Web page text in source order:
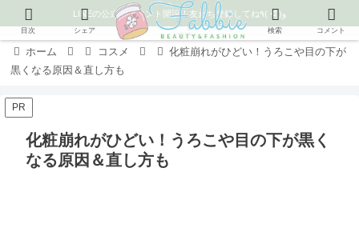
LINEの公式アカウント開設！友だち登録してね٩( ᐛ )و
ホーム コスメ
化粧崩れがひどい！うろこや目の下が
黒くなる原因＆直し方も
PR
化粧崩れがひどい！うろこや目の下が黒く
なる原因＆直し方も
目次 シェア 検索 コメント